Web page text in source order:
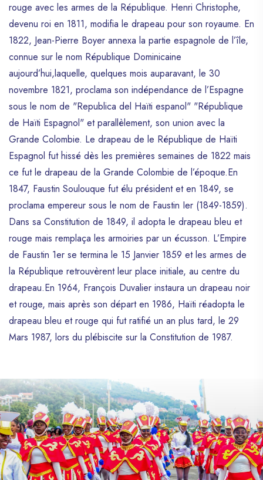
rouge avec les armes de la République. Henri Christophe,
devenu roi en 1811, modifia le drapeau pour son royaume. En
1822, Jean-Pierre Boyer annexa la partie espagnole de l’île,
connue sur le nom République Dominicaine
aujourd’hui,laquelle, quelques mois auparavant, le 30
novembre 1821, proclama son indépendance de l’Espagne
sous le nom de "Republica del Haïti espanol" "République
de Haïti Espagnol" et parallèlement, son union avec la
Grande Colombie. Le drapeau de le République de Haïti
Espagnol fut hissé dès les premières semaines de 1822 mais
ce fut le drapeau de la Grande Colombie de l’époque.En
1847, Faustin Soulouque fut élu président et en 1849, se
proclama empereur sous le nom de Faustin Ier (1849-1859).
Dans sa Constitution de 1849, il adopta le drapeau bleu et
rouge mais remplaça les armoiries par un écusson. L’Empire
de Faustin 1er se termina le 15 Janvier 1859 et les armes de
la République retrouvèrent leur place initiale, au centre du
drapeau.En 1964, François Duvalier instaura un drapeau noir
et rouge, mais après son départ en 1986, Haïti réadopta le
drapeau bleu et rouge qui fut ratifié un an plus tard, le 29
Mars 1987, lors du plébiscite sur la Constitution de 1987.